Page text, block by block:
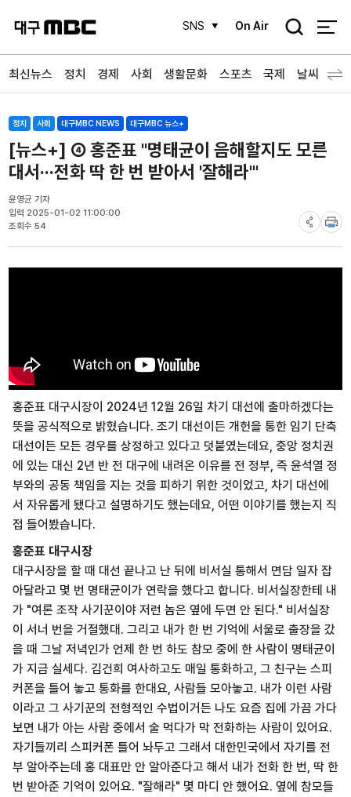
SNS On Air
검
최신뉴스 정치 경제 사회 생활문화 스포츠 국제 날씨
정치 사회 대구MBC NEWS 대구MBC 뉴스+
[뉴스+] ④ 홍준표 "명태균이 음해할지도 모른
대서···전화 딱 한 번 받아서 '잘해라'"
윤영균 기자
입력 2025-01-02 11:00:00
조회수 54
홍준표 대구시장이 2024년 12월 26일 차기 대선에 출마하겠다는
뜻을 공식적으로 밝혔습니다. 조기 대선이든 개헌을 통한 임기 단축
대선이든 모든 경우를 상정하고 있다고 덧붙였는데요, 중앙 정치권
에 있는 대신 2년 반 전 대구에 내려온 이유를 전 정부, 즉 윤석열 정
부와의 공동 책임을 지는 것을 피하기 위한 것이었고, 차기 대선에
서 자유롭게 됐다고 설명하기도 했는데요, 어떤 이야기를 했는지 직
접 들어봤습니다.
홍준표 대구시장
대구시장을 할 때 대선 끝나고 난 뒤에 비서실 통해서 면담 일자 잡
아달라고 몇 번 명태균이가 연락을 했다고 합니다. 비서실장한테 내
가 "여론 조작 사기꾼이야 저런 놈은 옆에 두면 안 된다." 비서실장
이 서너 번을 거절했대. 그리고 내가 한 번 기억에 서울로 출장을 갔
을 때 그날 저녁인가 언제 한 번 하도 참모 중에 한 사람이 명태균이
가 지금 실세다. 김건희 여사하고도 매일 통화하고, 그 친구는 스피
커폰을 틀어 놓고 통화를 한대요, 사람들 모아놓고. 내가 이런 사람
이라고 그 사기꾼의 전형적인 수법이거든 나도 요즘 집에 가끔 가다
보면 내가 아는 사람 중에서 술 먹다가 막 전화하는 사람이 있어요.
자기들끼리 스피커폰 틀어 놔두고 그래서 대한민국에서 자기를 전
부 알아주는데 홍 대표만 안 알아준다고 해서 내가 전화 한 번, 딱 한
번 받아준 기억이 있어요. "잘해라" 몇 마디 안 했어요. 옆에 참모들